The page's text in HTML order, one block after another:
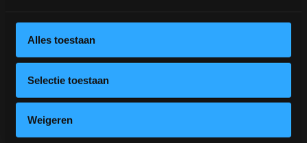
Alles toestaan
Selectie toestaan
Weigeren
Inspiratie
Tafels
Banken
Stoelen
Maatwerk
Interieuradvies